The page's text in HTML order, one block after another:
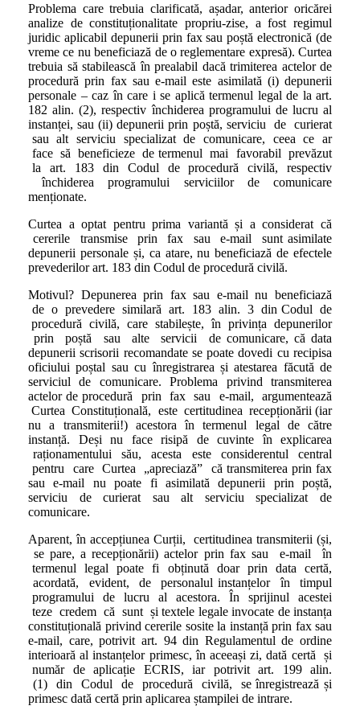
Problema care trebuia clarificată, așadar, anterior oricărei
analize de constituționalitate propriu-zise, a fost regimul
juridic aplicabil depunerii prin fax sau poștă electronică (de
vreme ce nu beneficiază de o reglementare expresă). Curtea
trebuia să stabilească în prealabil dacă trimiterea actelor de
procedură prin fax sau e-mail este asimilată (i) depunerii
personale – caz în care i se aplică termenul legal de la art.
182 alin. (2), respectiv închiderea programului de lucru al
instanței, sau (ii) depunerii prin poștă, serviciu de curierat
sau alt serviciu specializat de comunicare, ceea ce ar
face să beneficieze de termenul mai favorabil prevăzut
la art. 183 din Codul de procedură civilă, respectiv
închiderea programului serviciilor de comunicare
menționate.
Curtea a optat pentru prima variantă și a considerat că
cererile transmise prin fax sau e-mail sunt asimilate
depunerii personale și, ca atare, nu beneficiază de efectele
prevederilor art. 183 din Codul de procedură civilă.
Motivul? Depunerea prin fax sau e-mail nu beneficiază
de o prevedere similară art. 183 alin. 3 din Codul de
procedură civilă, care stabilește, în privința depunerilor
prin poștă sau alte servicii de comunicare, că data
depunerii scrisorii recomandate se poate dovedi cu recipisa
oficiului poștal sau cu înregistrarea și atestarea făcută de
serviciul de comunicare. Problema privind transmiterea
actelor de procedură prin fax sau e-mail, argumentează
Curtea Constituțională, este certitudinea recepționării (iar
nu a transmiterii!) acestora în termenul legal de către
instanță. Deși nu face risipă de cuvinte în explicarea
raționamentului său, acesta este considerentul central
pentru care Curtea „apreciază” că transmiterea prin fax
sau e-mail nu poate fi asimilată depunerii prin poștă,
serviciu de curierat sau alt serviciu specializat de
comunicare.
Aparent, în accepțiunea Curții, certitudinea transmiterii (și,
se pare, a recepționării) actelor prin fax sau e-mail în
termenul legal poate fi obținută doar prin data certă,
acordată, evident, de personalul instanțelor în timpul
programului de lucru al acestora. În sprijinul acestei
teze credem că sunt și textele legale invocate de instanța
constituțională privind cererile sosite la instanță prin fax sau
e-mail, care, potrivit art. 94 din Regulamentul de ordine
interioară al instanțelor primesc, în aceeași zi, dată certă și
număr de aplicație ECRIS, iar potrivit art. 199 alin.
(1) din Codul de procedură civilă, se înregistrează și
primesc dată certă prin aplicarea ștampilei de intrare.